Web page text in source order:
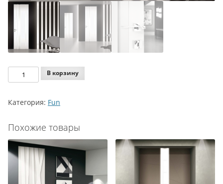
Количество
Agoprofil
293
HEIGHT
В корзину
Категория: Fun
Похожие товары